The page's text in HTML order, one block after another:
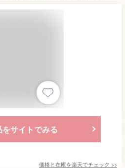
をサイトでみる
価格と在庫を楽天でチェック >>